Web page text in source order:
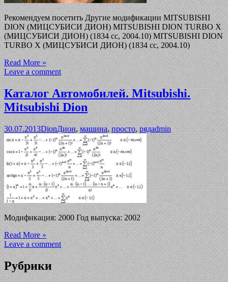
Рекомендуем посетить Другие модификации MITSUBISHI
DION (МИЦСУБИСИ ДИОН) MITSUBISHI DION TURBO X
(МИЦСУБИСИ ДИОН) (1834 cc, 2004.10) MITSUBISHI DION
TURBO X (МИЦСУБИСИ ДИОН) (1834 cc, 2004.10)
Read More »
Leave a comment
Каталог Автомобилей. Mitsubishi.
Mitsubishi Dion
30.07.2013DionДион,машина, просто,рядadmin
Модификация: 2000 Год выпуска: 2002
Read More »
Leave a comment
Рубрики